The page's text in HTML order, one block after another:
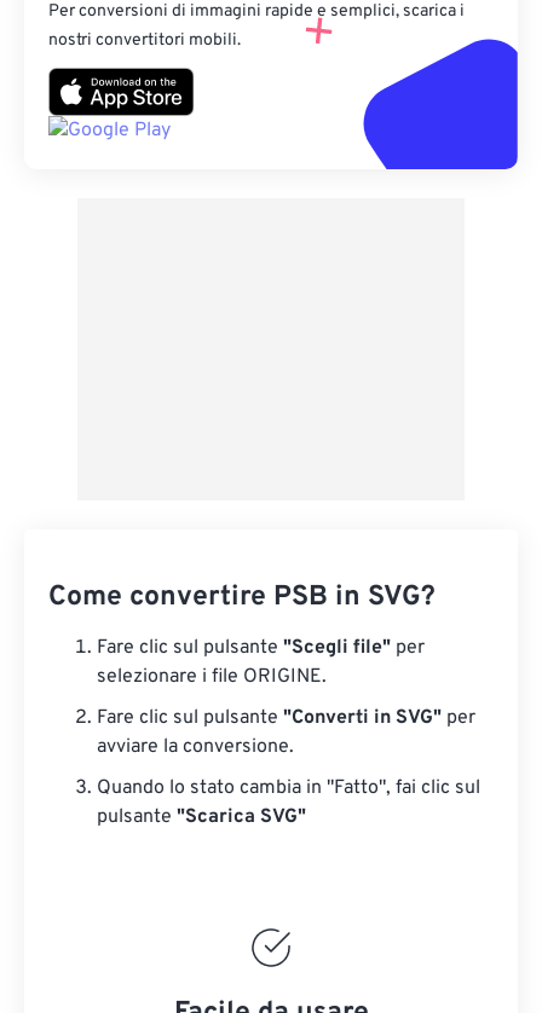
Per conversioni di immagini rapide e semplici, scarica i
nostri convertitori mobili.
Come convertire PSB in SVG?
Fare clic sul pulsante "Scegli file" per
selezionare i file ORIGINE.
Fare clic sul pulsante "Converti in SVG" per
avviare la conversione.
Quando lo stato cambia in "Fatto", fai clic sul
pulsante "Scarica SVG"